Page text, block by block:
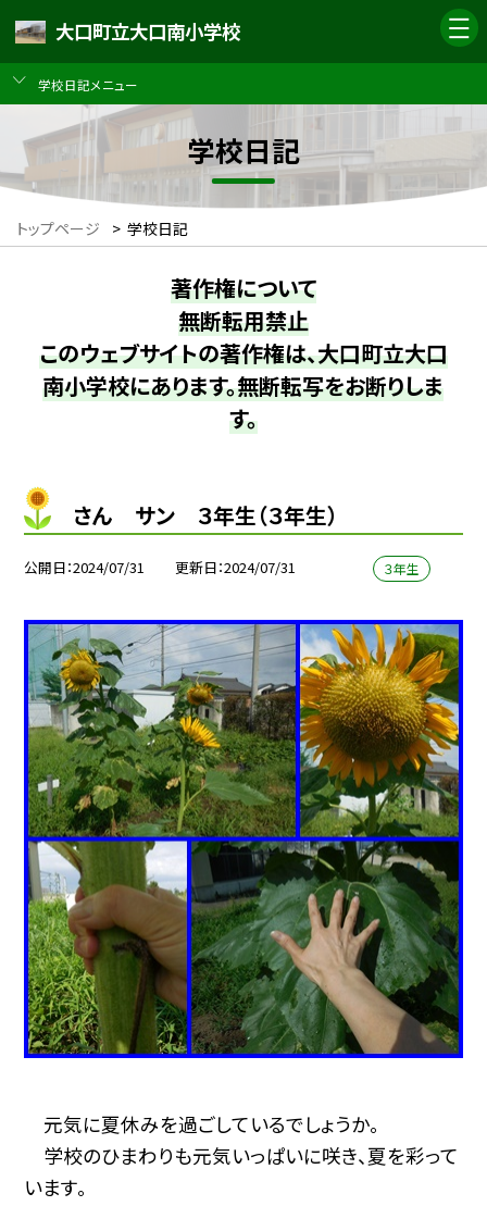
大口町立大口南小学校
学校日記メニュー
学校日記
トップページ > 学校日記
著作権について
無断転用禁止
このウェブサイトの著作権は、大口町立大口
南小学校にあります。無断転写をお断りしま
す。
さん サン ３年生（３年生）
公開日 2024/07/31 更新日 2024/07/31 ３年生
元気に夏休みを過ごしているでしょうか。
学校のひまわりも元気いっぱいに咲き、夏を彩って
います。